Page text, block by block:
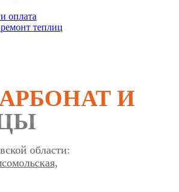
оплата
теплиц
И
области: